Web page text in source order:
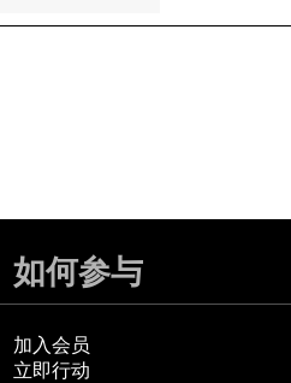
如何参与
加入会员
立即行动